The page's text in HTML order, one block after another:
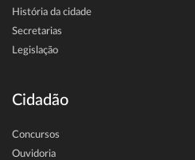
História da cidade
Secretarias
Legislação
Cidadão
Concursos
Ouvidoria